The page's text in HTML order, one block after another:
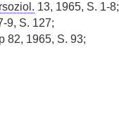
13, 1965, S. 1-8;
9, S. 127;
82, 1965, S. 93;